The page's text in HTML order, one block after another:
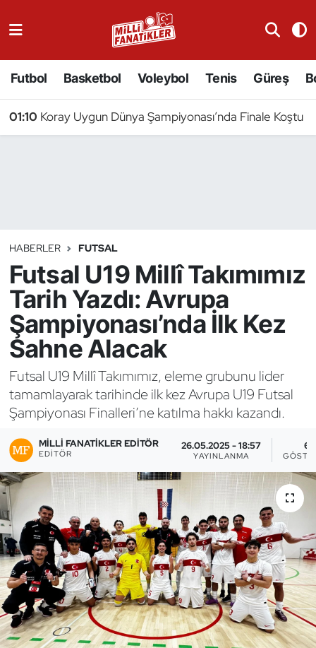
Futbol Basketbol Voleybol Tenis Güreş
01:10 Koray Uygun Dünya Şampiyonası’nda Finale Koştu
HABERLER FUTSAL
Futsal U19 Millî Takımımız
Tarih Yazdı: Avrupa
Şampiyonası’nda İlk Kez
Sahne Alacak
Futsal U19 Millî Takımımız, eleme grubunu lider
tamamlayarak tarihinde ilk kez Avrupa U19 Futsal
Şampiyonası Finalleri’ne katılma hakkı kazandı.
MILLI FANATIKLER EDITÖR
EDITÖR
26.05.2025 - 18:57
YAYINLANMA
6
Badminton
Binicilik
Bisiklet
Bocce Bowling Dart
Boks
Briç
Buz Hokeyi
Buz Pateni
Çim Hokeyi
Cimnastik
Curling
Dağcılık